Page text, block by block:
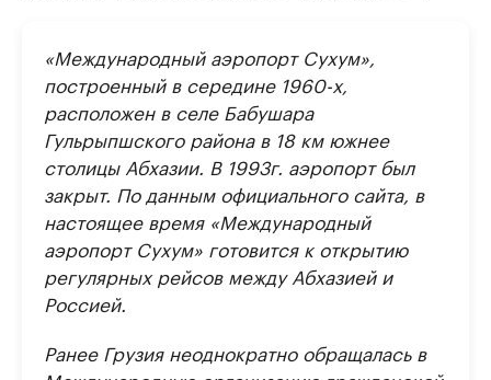
«Международный аэропорт Cухум»,
построенный в середине 1960-х,
расположен в селе Бабушара
Гульрыпшского района в 18 км южнее
столицы Абхазии. В 1993г. аэропорт был
закрыт. По данным официального сайта, в
настоящее время «Международный
аэропорт Cухум» готовится к открытию
регулярных рейсов между Абхазией и
Россией.
Ранее Грузия неоднократно обращалась в